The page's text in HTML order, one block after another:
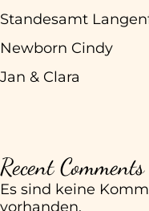
Standesamt
Newborn Cindy
Jan & Clara
Recent Comments
Es sind keine
vorhanden.